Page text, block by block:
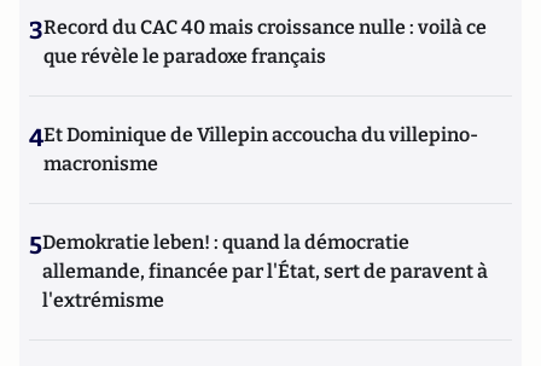
3Record du CAC 40 mais croissance nulle : voilà ce
que révèle le paradoxe français
4Et Dominique de Villepin accoucha du villepino-
macronisme
5Demokratie leben! : quand la démocratie
allemande, financée par l'État, sert de paravent à
l'extrémisme